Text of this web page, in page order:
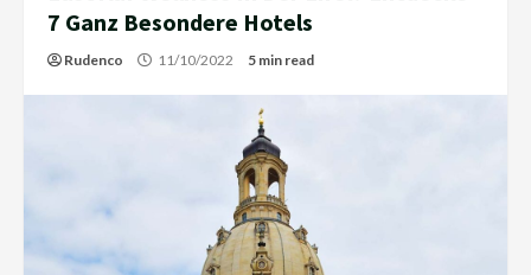
7 Ganz Besondere Hotels
Rudenco 11/10/2022 5 min read